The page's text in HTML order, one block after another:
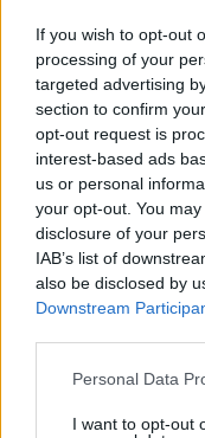
If you wish to opt-out
processing of your
targeted advertising
section to confirm
opt-out request is
interest-based ads
us or personal
your opt-out. You
disclosure of your
IAB’s list of
also be disclosed by
Downstream
Please note that this
not limited to your
Personal Data
I want to opt-out
Το μενού της
(8/8/2026)
Στο χαμηλότερο
στον Αμαζόνιο,
08.08.2026, 05:33
ΔΕΙΤΕ ΟΛΕΣ ΤΙΣ
ΤΑ ΠΙΟ